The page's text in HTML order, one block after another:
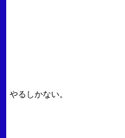
やるしかない。